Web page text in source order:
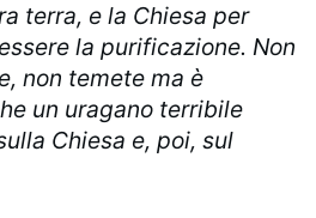
terra, e la Chiesa per
la purificazione. Non
non temete ma è
un uragano terribile
Chiesa e, poi, sul